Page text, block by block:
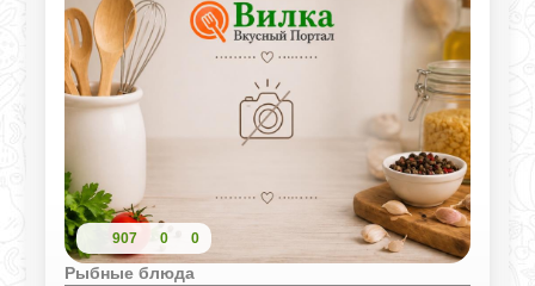
907 0 0
Рыбные блюда